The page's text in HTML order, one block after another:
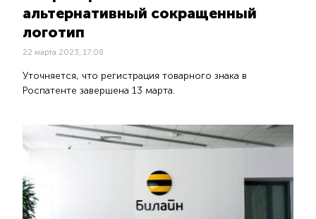
альтернативный сокращенный
логотип
22 марта 2023, 17:08
Уточняется, что регистрация товарного знака в
Роспатенте завершена 13 марта.